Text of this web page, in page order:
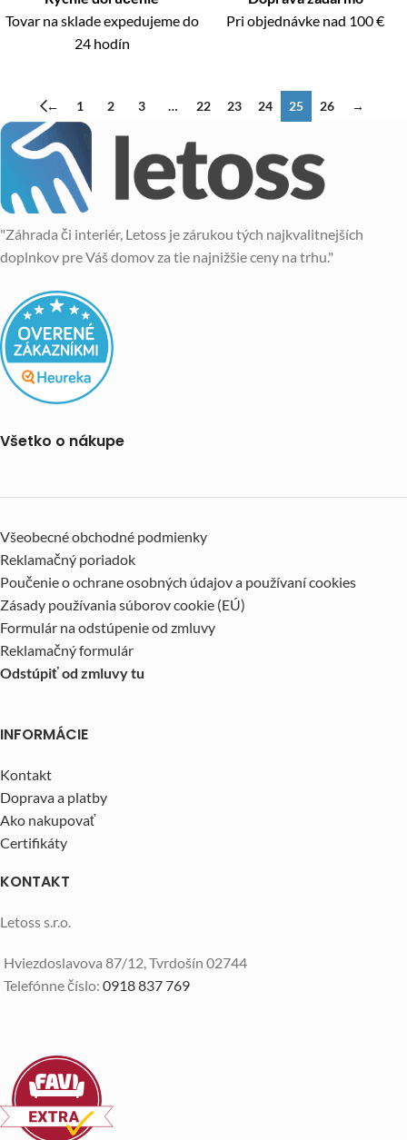
Tovar na sklade expedujeme do
24 hodín
Pri objednávke nad 100 €
← 1 2 3 … 22 23 24 25 26 →
"Záhrada či interiér, Letoss je zárukou tých najkvalitnejších
doplnkov pre Váš domov za tie najnižšie ceny na trhu."
Všetko o nákupe
Všeobecné obchodné podmienky
Reklamačný poriadok
Poučenie o ochrane osobných údajov a používaní cookies
Zásady používania súborov cookie (EÚ)
Formulár na odstúpenie od zmluvy
Reklamačný formulár
Odstúpiť od zmluvy tu
INFORMÁCIE
Kontakt
Doprava a platby
Ako nakupovať
Certifikáty
KONTAKT
Letoss s.r.o.
Hviezdoslavova 87/12, Tvrdošín 02744
Telefónne číslo: 0918 837 769